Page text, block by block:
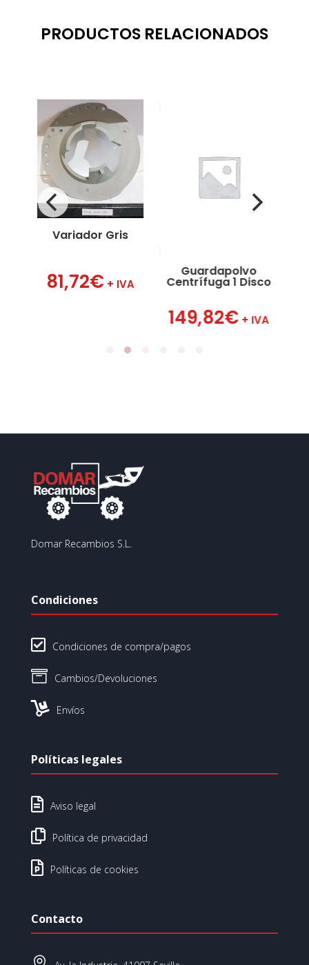
PRODUCTOS RELACIONADOS
Variador Gris
81,72€ + IVA
Guardapolvo
Centrífuga 1 Disco
149,82€ + IVA
Domar Recambios S.L.
Condiciones
 Condiciones de compra/pagos
 Cambios/Devoluciones
 Envíos
Políticas legales
 Aviso legal
 Política de privacidad
 Políticas de cookies
Contacto